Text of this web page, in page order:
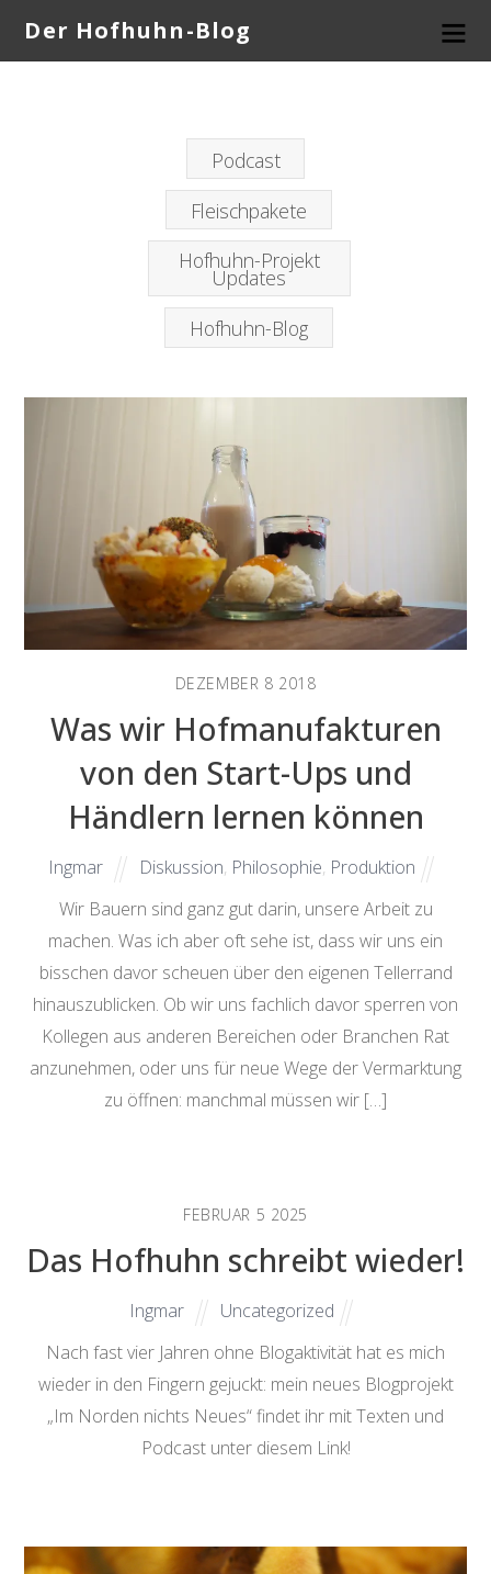
Der Hofhuhn-Blog
Podcast
Fleischpakete
Hofhuhn-Projekt
Updates
Hofhuhn-Blog
DEZEMBER 8 2018
Was wir Hofmanufakturen
von den Start-Ups und
Händlern lernen können
Ingmar Diskussion, Philosophie, Produktion
Wir Bauern sind ganz gut darin, unsere Arbeit zu
machen. Was ich aber oft sehe ist, dass wir uns ein
bisschen davor scheuen über den eigenen Tellerrand
hinauszublicken. Ob wir uns fachlich davor sperren von
Kollegen aus anderen Bereichen oder Branchen Rat
anzunehmen, oder uns für neue Wege der Vermarktung
zu öffnen: manchmal müssen wir […]
FEBRUAR 5 2025
Das Hofhuhn schreibt wieder!
Ingmar
Uncategorized
Nach fast vier Jahren ohne Blogaktivität hat es mich
wieder in den Fingern gejuckt: mein neues Blogprojekt
„Im Norden nichts Neues“ findet ihr mit Texten und
Podcast unter diesem Link!